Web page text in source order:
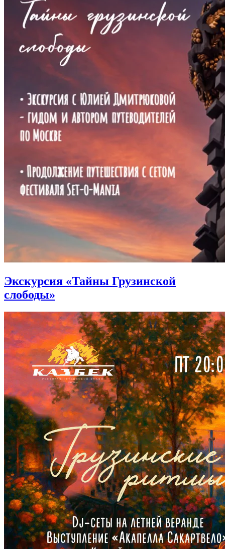
Экскурсия «Тайны Грузинской
слободы»